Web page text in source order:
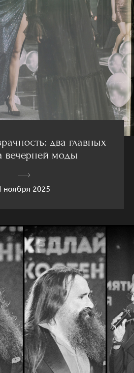
два главных
вечерней моды
ноября 2025